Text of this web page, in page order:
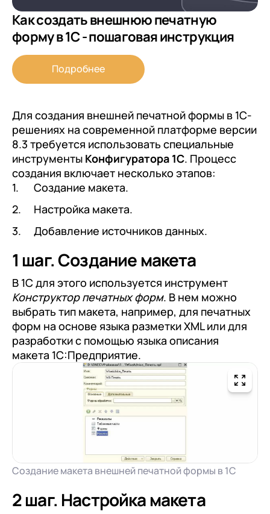
Как создать внешнюю печатную
форму в 1С - пошаговая инструкция
Подробнее
Для создания внешней печатной формы в 1С-
решениях на современной платформе версии
8.3 требуется использовать специальные
инструменты Конфигуратора 1С. Процесс
создания включает несколько этапов:
Создание макета.
Настройка макета.
Добавление источников данных.
1 шаг. Создание макета
В 1С для этого используется инструмент
Конструктор печатных форм. В нем можно
выбрать тип макета, например, для печатных
форм на основе языка разметки XML или для
разработки с помощью языка описания
макета 1С:Предприятие.
Создание макета внешней печатной формы в 1С
2 шаг. Настройка макета